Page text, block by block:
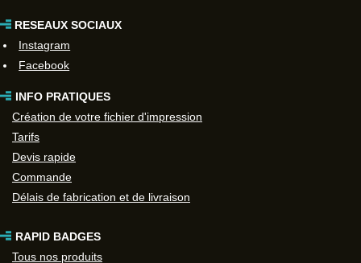
RESEAUX SOCIAUX
Instagram
Facebook
INFO PRATIQUES
Création de votre fichier d'impression
Tarifs
Devis rapide
Commande
Délais de fabrication et de livraison
RAPID BADGES
Tous nos produits